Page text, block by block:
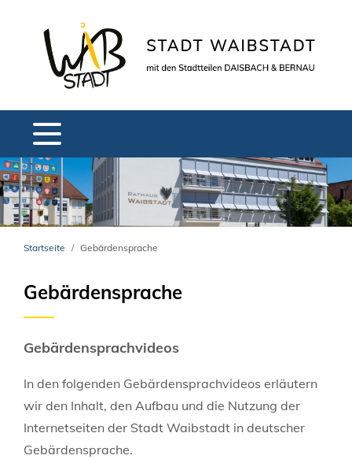
Startseite Gebärdensprache
Gebärdensprache
Gebärdensprachvideos
In den folgenden Gebärdensprachvideos erläutern
wir den Inhalt, den Aufbau und die Nutzung der
Internetseiten der Stadt Waibstadt in deutscher
Gebärdensprache.